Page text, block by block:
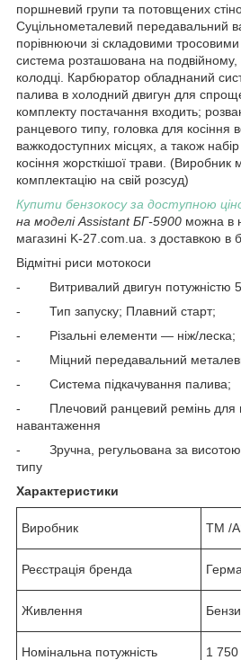
поршневий групи та потовщених
Суцільнометалевий передавальний
порівнюючи зі складовими
система розташована на
колодці. Карбюратор обладнаний
палива в холодний двигун для
комплекту постачання входить;
ранцевого типу, головка для косіння
важкодоступних місцях, а також
косіння жорсткішої трави. (Виробник
комплектацію на свій розсуд)
Купити бензокосу за доступною
на моделі Assistant БГ-5900 можна в
магазині K-27.com.ua. з доставкою в
Відмітні риси мотокоси
- Витривалий двигун потужністю
- Тип запуску; Плавний старт;
- Різальні елементи — ніж/леска;
- Міцний передавальний
- Система підкачування палива;
- Плечовий ранцевий ремінь для
навантаження
- Зручна, регульована за висотою
типу
Характеристики
Виробник ТМ /
Реєстрація бренда
Живлення
Номінальна потужність 1 750